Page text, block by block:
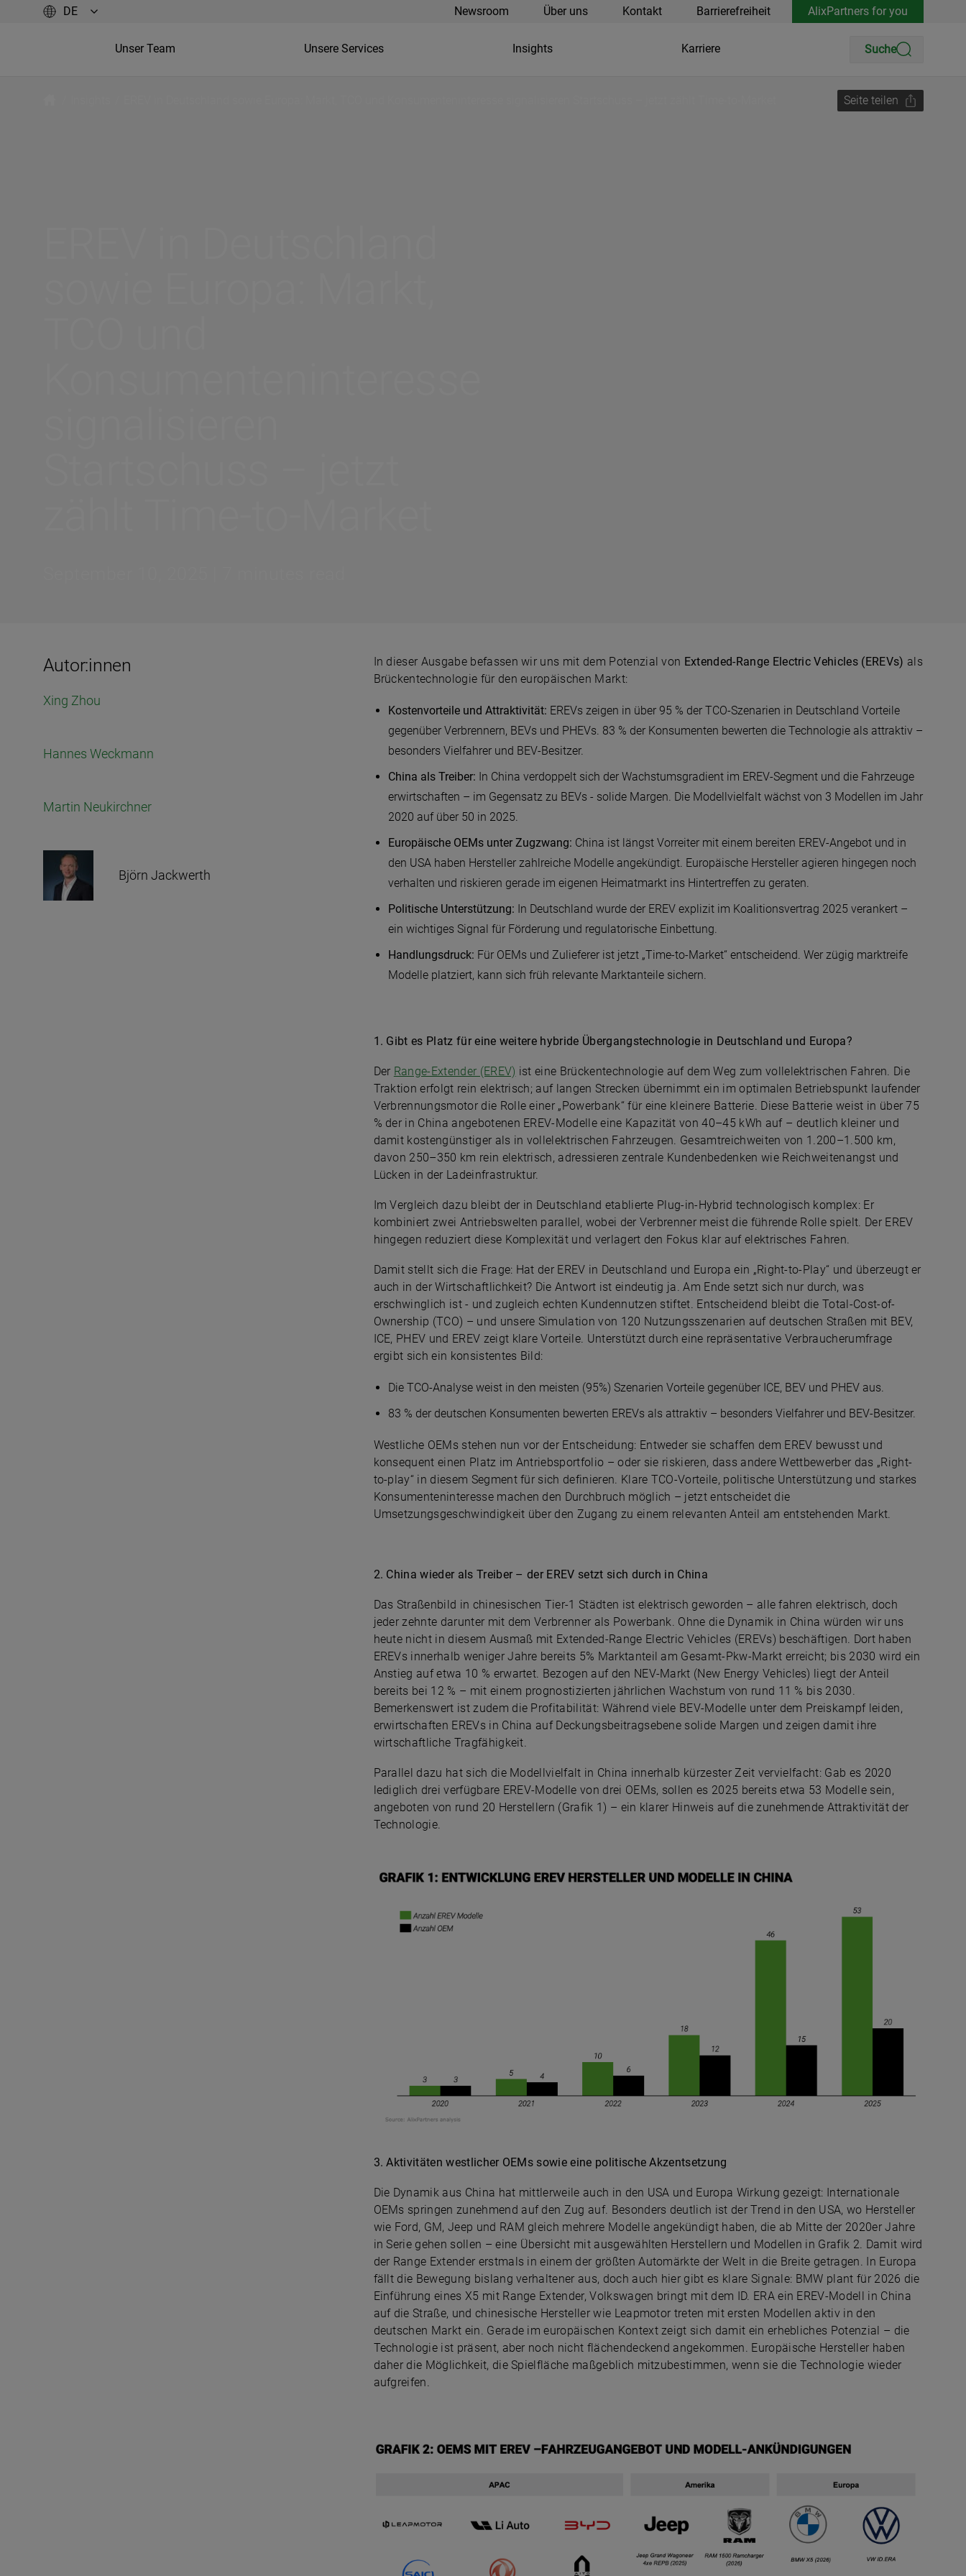
Newsroom Über uns Kontakt Barrierefreiheit AlixPartners for you
Unser Team Unsere Services Insights Karriere Suche
Seite teilen
Autor:innen
Xing Zhou
Hannes Weckmann
Martin Neukirchner
Björn Jackwerth
In dieser Ausgabe befassen wir uns mit dem Potenzial von Extended-Range Electric Vehicles (EREVs) als
Brückentechnologie für den europäischen Markt:
Kostenvorteile und Attraktivität: EREVs zeigen in über 95 % der TCO-Szenarien in Deutschland Vorteile
gegenüber Verbrennern, BEVs und PHEVs. 83 % der Konsumenten bewerten die Technologie als attraktiv –
besonders Vielfahrer und BEV-Besitzer.
China als Treiber: In China verdoppelt sich der Wachstumsgradient im EREV-Segment und die Fahrzeuge
erwirtschaften – im Gegensatz zu BEVs - solide Margen. Die Modellvielfalt wächst von 3 Modellen im Jahr
2020 auf über 50 in 2025.
Europäische OEMs unter Zugzwang: China ist längst Vorreiter mit einem bereiten EREV-Angebot und in
den USA haben Hersteller zahlreiche Modelle angekündigt. Europäische Hersteller agieren hingegen noch
verhalten und riskieren gerade im eigenen Heimatmarkt ins Hintertreffen zu geraten.
Politische Unterstützung: In Deutschland wurde der EREV explizit im Koalitionsvertrag 2025 verankert –
ein wichtiges Signal für Förderung und regulatorische Einbettung.
Handlungsdruck: Für OEMs und Zulieferer ist jetzt „Time-to-Market“ entscheidend. Wer zügig marktreife
Modelle platziert, kann sich früh relevante Marktanteile sichern.
1. Gibt es Platz für eine weitere hybride Übergangstechnologie in Deutschland und Europa?
Der Range-Extender (EREV) ist eine Brückentechnologie auf dem Weg zum vollelektrischen Fahren. Die
Traktion erfolgt rein elektrisch; auf langen Strecken übernimmt ein im optimalen Betriebspunkt laufender
Verbrennungsmotor die Rolle einer „Powerbank“ für eine kleinere Batterie. Diese Batterie weist in über 75
% der in China angebotenen EREV-Modelle eine Kapazität von 40–45 kWh auf – deutlich kleiner und
damit kostengünstiger als in voll­elektrischen Fahrzeugen. Gesamtreichweiten von 1.200–1.500 km,
davon 250–350 km rein elektrisch, adressieren zentrale Kundenbedenken wie Reichweitenangst und
Lücken in der Ladeinfrastruktur.
Im Vergleich dazu bleibt der in Deutschland etablierte Plug-in-Hybrid technologisch komplex: Er
kombiniert zwei Antriebswelten parallel, wobei der Verbrenner meist die führende Rolle spielt. Der EREV
hingegen reduziert diese Komplexität und verlagert den Fokus klar auf elektrisches Fahren.
Damit stellt sich die Frage: Hat der EREV in Deutschland und Europa ein „Right-to-Play“ und überzeugt er
auch in der Wirtschaftlichkeit? Die Antwort ist eindeutig ja. Am Ende setzt sich nur durch, was
erschwinglich ist - und zugleich echten Kundennutzen stiftet. Entscheidend bleibt die Total-Cost-of-
Ownership (TCO) – und unsere Simulation von 120 Nutzungsszenarien auf deutschen Straßen mit BEV,
ICE, PHEV und EREV zeigt klare Vorteile. Unterstützt durch eine repräsentative Verbraucherumfrage
ergibt sich ein konsistentes Bild:
Die TCO-Analyse weist in den meisten (95%) Szenarien Vorteile gegenüber ICE, BEV und PHEV aus.
83 % der deutschen Konsumenten bewerten EREVs als attraktiv – besonders Vielfahrer und BEV-Besitzer.
Westliche OEMs stehen nun vor der Entscheidung: Entweder sie schaffen dem EREV bewusst und
konsequent einen Platz im Antriebsportfolio – oder sie riskieren, dass andere Wettbewerber das „Right-
to-play“ in diesem Segment für sich definieren. Klare TCO-Vorteile, politische Unterstützung und starkes
Konsumenteninteresse machen den Durchbruch möglich – jetzt entscheidet die
Umsetzungsgeschwindigkeit über den Zugang zu einem relevanten Anteil am entstehenden Markt.
2. China wieder als Treiber – der EREV setzt sich durch in China
Das Straßenbild in chinesischen Tier-1 Städten ist elektrisch geworden – alle fahren elektrisch, doch
jeder zehnte darunter mit dem Verbrenner als Powerbank. Ohne die Dynamik in China würden wir uns
heute nicht in diesem Ausmaß mit Extended-Range Electric Vehicles (EREVs) beschäftigen. Dort haben
EREVs innerhalb weniger Jahre bereits 5% Marktanteil am Gesamt-Pkw-Markt erreicht; bis 2030 wird ein
Anstieg auf etwa 10 % erwartet. Bezogen auf den NEV-Markt (New Energy Vehicles) liegt der Anteil
bereits bei 12 % – mit einem prognostizierten jährlichen Wachstum von rund 11 % bis 2030.
Bemerkenswert ist zudem die Profitabilität: Während viele BEV-Modelle unter dem Preiskampf leiden,
erwirtschaften EREVs in China auf Deckungsbeitragsebene solide Margen und zeigen damit ihre
wirtschaftliche Tragfähigkeit.
Parallel dazu hat sich die Modellvielfalt in China innerhalb kürzester Zeit vervielfacht: Gab es 2020
lediglich drei verfügbare EREV-Modelle von drei OEMs, sollen es 2025 bereits etwa 53 Modelle sein,
angeboten von rund 20 Herstellern (Grafik 1) – ein klarer Hinweis auf die zunehmende Attraktivität der
Technologie.
3. Aktivitäten westlicher OEMs sowie eine politische Akzentsetzung
Die Dynamik aus China hat mittlerweile auch in den USA und Europa Wirkung gezeigt: Internationale
OEMs springen zunehmend auf den Zug auf. Besonders deutlich ist der Trend in den USA, wo Hersteller
wie Ford, GM, Jeep und RAM gleich mehrere Modelle angekündigt haben, die ab Mitte der 2020er Jahre
in Serie gehen sollen – eine Übersicht mit ausgewählten Herstellern und Modellen in Grafik 2. Damit wird
der Range Extender erstmals in einem der größten Automärkte der Welt in die Breite getragen. In Europa
fällt die Bewegung bislang verhaltener aus, doch auch hier gibt es klare Signale: BMW plant für 2026 die
Einführung eines X5 mit Range Extender, Volkswagen bringt mit dem ID. ERA ein EREV-Modell in China
auf die Straße, und chinesische Hersteller wie Leapmotor treten mit ersten Modellen aktiv in den
deutschen Markt ein. Gerade im europäischen Kontext zeigt sich damit ein erhebliches Potenzial – die
Technologie ist präsent, aber noch nicht flächendeckend angekommen. Europäische Hersteller haben
daher die Möglichkeit, die Spielfläche maßgeblich mitzubestimmen, wenn sie die Technologie wieder
aufgreifen.